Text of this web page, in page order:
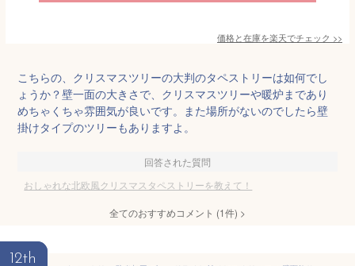
価格と在庫を楽天でチェック >>
こちらの、クリスマスツリーの大判のタペストリーは如何でし
ょうか？壁一面の大きさで、クリスマスツリーや暖炉まであり
めちゃくちゃ雰囲気が良いです。また場所がないのでしたら壁
掛けタイプのツリーもありますよ。
回答された質問
おしゃれな北欧風クリスマスタペストリーを教えて！
全てのおすすめコメント (1件) >
12th